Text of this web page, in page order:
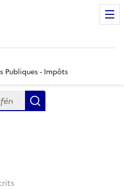
Publiques - Impôts
mots clés, partie du